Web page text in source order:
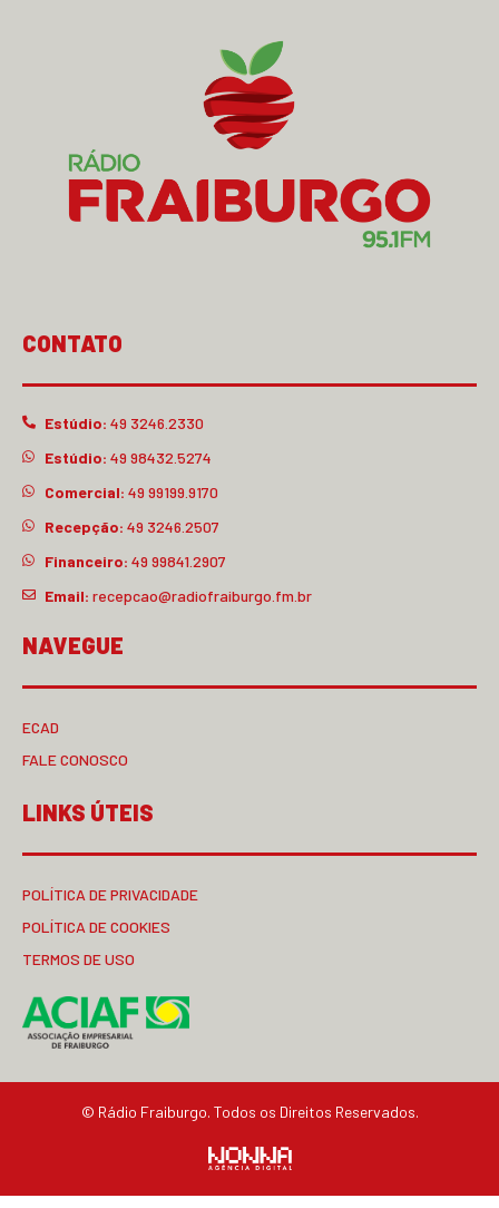
CONTATO
Estúdio: 49 3246.2330
Estúdio: 49 98432.5274
Comercial: 49 99199.9170
Recepção: 49 3246.2507
Financeiro: 49 99841.2907
Email: recepcao@radiofraiburgo.fm.br
NAVEGUE
ECAD
FALE CONOSCO
LINKS ÚTEIS
POLÍTICA DE PRIVACIDADE
POLÍTICA DE COOKIES
TERMOS DE USO
© Rádio Fraiburgo. Todos os Direitos Reservados.